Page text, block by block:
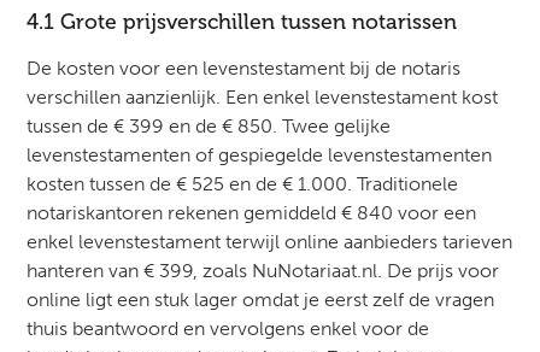
4.1 Grote prijsverschillen tussen notarissen
De kosten voor een levenstestament bij de notaris
verschillen aanzienlijk. Een enkel levenstestament kost
tussen de € 399 en de € 850. Twee gelijke
levenstestamenten of gespiegelde levenstestamenten
kosten tussen de € 525 en de € 1.000. Traditionele
notariskantoren rekenen gemiddeld € 840 voor een
enkel levenstestament terwijl online aanbieders tarieven
hanteren van € 399, zoals NuNotariaat.nl. De prijs voor
online ligt een stuk lager omdat je eerst zelf de vragen
thuis beantwoord en vervolgens enkel voor de